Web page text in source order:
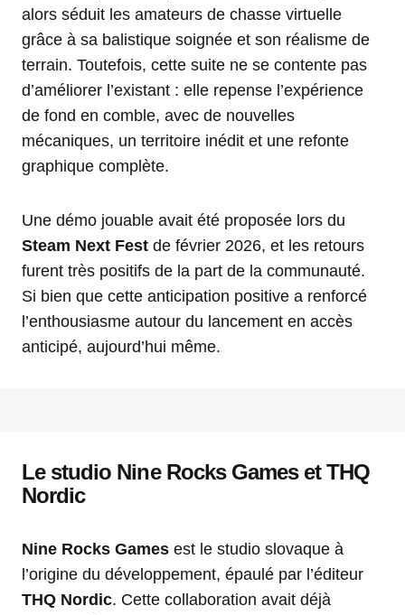
alors séduit les amateurs de chasse virtuelle
grâce à sa balistique soignée et son réalisme de
terrain. Toutefois, cette suite ne se contente pas
d’améliorer l’existant : elle repense l’expérience
de fond en comble, avec de nouvelles
mécaniques, un territoire inédit et une refonte
graphique complète.
Une démo jouable avait été proposée lors du
Steam Next Fest de février 2026, et les retours
furent très positifs de la part de la communauté.
Si bien que cette anticipation positive a renforcé
l’enthousiasme autour du lancement en accès
anticipé, aujourd’hui même.
Le studio Nine Rocks Games et THQ
Nordic
Nine Rocks Games est le studio slovaque à
l’origine du développement, épaulé par l’éditeur
THQ Nordic. Cette collaboration avait déjà